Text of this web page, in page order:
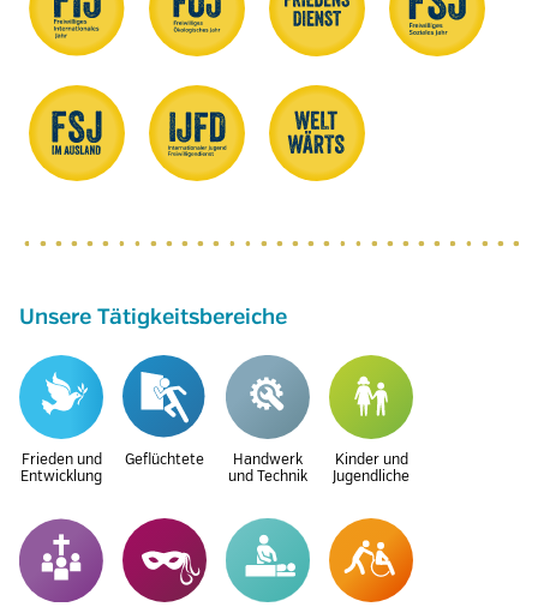
Unsere Tätigkeitsbereiche
Frieden und
Entwicklung
Geflüchtete
Handwerk
und Technik
Kinder und
Jugendliche